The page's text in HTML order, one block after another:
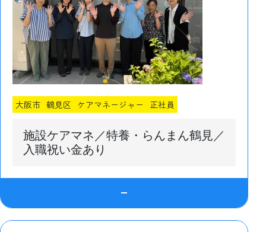
大阪市 鶴見区 ケアマネージャー 正社員
施設ケアマネ／特養・らんまん鶴見／
入職祝い金あり